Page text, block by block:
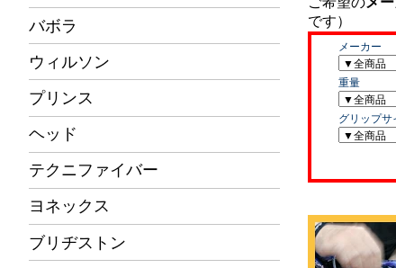
バボラ
ウィルソン
プリンス
ヘッド
テクニファイバー
ヨネックス
ブリヂストン